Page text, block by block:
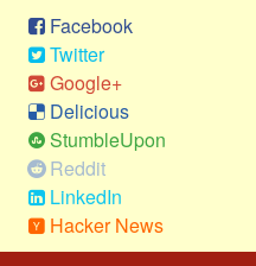
Praktisk
Alle
Meta
Dokumenttyper
Emner
Skribenter
Facebook
Twitter
Google+
Delicious
StumbleUpon
Reddit
LinkedIn
Hacker News